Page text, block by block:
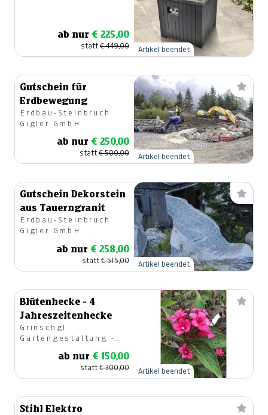
ab nur € 225,00
statt€ 449,00 Artikel beendet
Gutschein für
Erdbewegung
Erdbau-Steinbruch
Gigler GmbH
ab nur € 250,00
statt€ 500,00 Artikel beendet
Gutschein Dekorstein
aus Tauerngranit
Erdbau-Steinbruch
Gigler GmbH
ab nur € 258,00
statt€ 515,00 Artikel beendet
Blütenhecke - 4
Jahreszeitenhecke
Grinschgl
Gartengestaltung -
ab nur € 150,00
statt€ 300,00 Artikel beendet
Stihl Elektro